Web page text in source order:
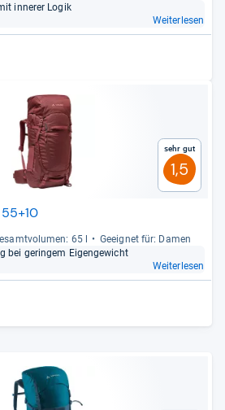
inne­rer Logik
Weiterlesen
Sehr gut
1,5
65 l
Geeig­net für: Damen
bei gerin­gem Eigen­ge­wicht
Weiterlesen